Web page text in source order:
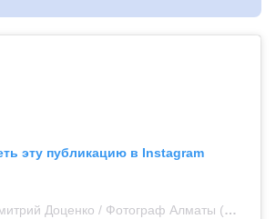
эту публикацию в Instagram
Публикация от Дмитрий Доценко / Фотограф Алматы (@dots_foto)